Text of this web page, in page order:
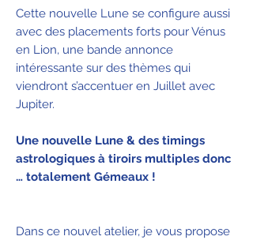
Cette nouvelle Lune se configure aussi
avec des placements forts pour Vénus
en Lion, une bande annonce
intéressante sur des thèmes qui
viendront s’accentuer en Juillet avec
Jupiter.
Une nouvelle Lune & des timings
astrologiques à tiroirs multiples donc
… totalement Gémeaux !
Dans ce nouvel atelier, je vous propose